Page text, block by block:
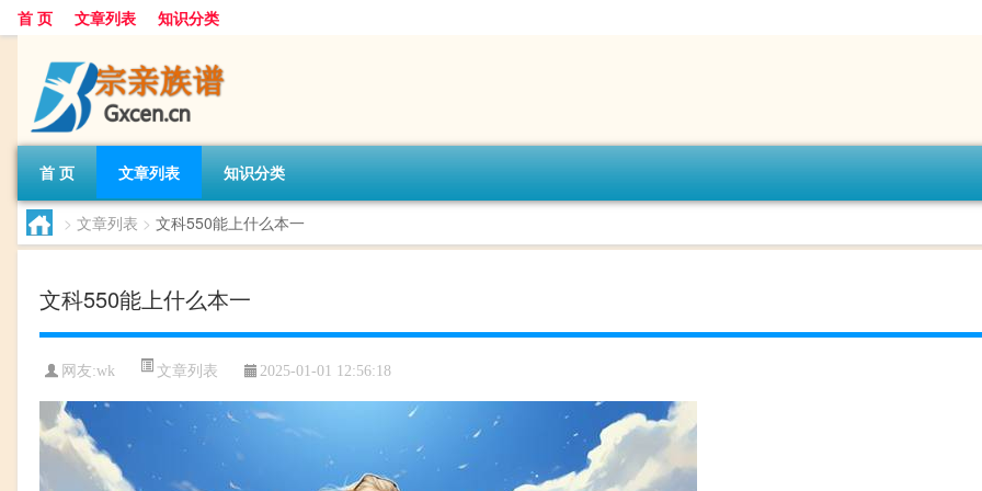
首 页 文章列表 知识分类
首 页 文章列表 知识分类
> 文章列表 > 文科550能上什么本一
文科550能上什么本一
网友:wk 文章列表 2025-01-01 12:56:18